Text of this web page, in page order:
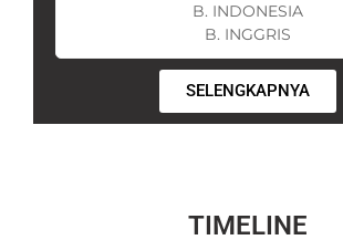
B. INDONESIA
B. INGGRIS
SELENGKAPNYA
TIMELINE